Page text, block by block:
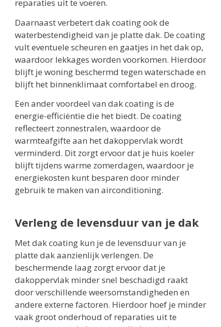
reparaties uit te voeren.
Daarnaast verbetert dak coating ook de
waterbestendigheid van je platte dak. De coating
vult eventuele scheuren en gaatjes in het dak op,
waardoor lekkages worden voorkomen. Hierdoor
blijft je woning beschermd tegen waterschade en
blijft het binnenklimaat comfortabel en droog.
Een ander voordeel van dak coating is de
energie-efficiëntie die het biedt. De coating
reflecteert zonnestralen, waardoor de
warmteafgifte aan het dakoppervlak wordt
verminderd. Dit zorgt ervoor dat je huis koeler
blijft tijdens warme zomerdagen, waardoor je
energiekosten kunt besparen door minder
gebruik te maken van airconditioning.
Verleng de levensduur van je dak
Met dak coating kun je de levensduur van je
platte dak aanzienlijk verlengen. De
beschermende laag zorgt ervoor dat je
dakoppervlak minder snel beschadigd raakt
door verschillende weersomstandigheden en
andere externe factoren. Hierdoor hoef je minder
vaak groot onderhoud of reparaties uit te